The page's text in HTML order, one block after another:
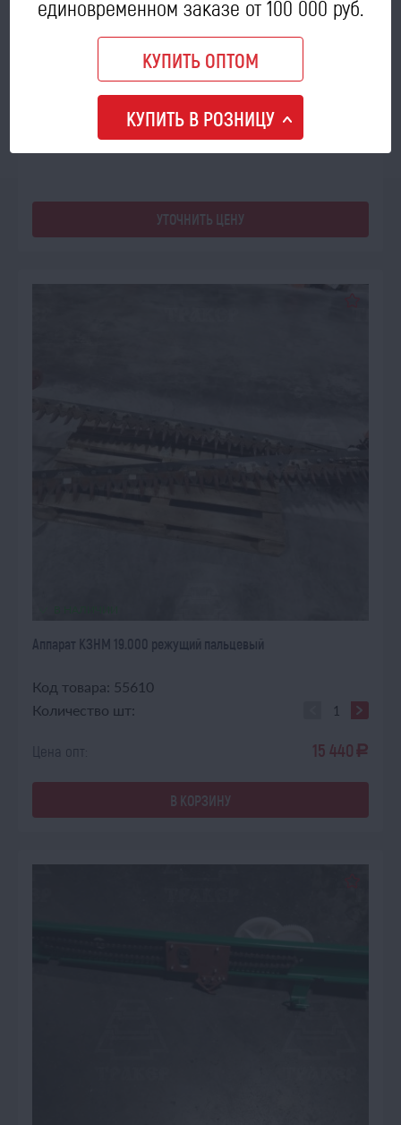
Аппарат высевающий СКП 01.13.200 СБ в сборе
УТОЧНИТЬ ЦЕНУ
Аппарат КЗНМ 19.000 режущий пальцевый
Код товара: 55610
Количество шт:
Цена опт: 15 440 a
В КОРЗИНУ
единовременном заказе от 100 000 руб.
КУПИТЬ ОПТОМ
КУПИТЬ В РОЗНИЦУ